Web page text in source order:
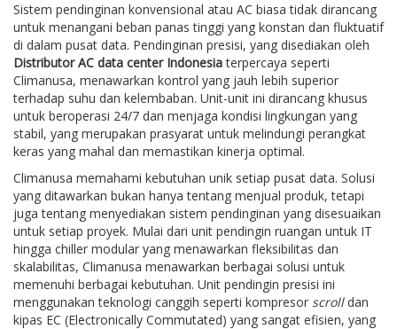
Sistem pendinginan konvensional atau AC biasa tidak dirancang
untuk menangani beban panas tinggi yang konstan dan fluktuatif
di dalam pusat data. Pendinginan presisi, yang disediakan oleh
Distributor AC data center Indonesiaterpercaya seperti
Climanusa, menawarkan kontrol yang jauh lebih superior
terhadap suhu dan kelembaban. Unit-unit ini dirancang khusus
untuk beroperasi 24/7 dan menjaga kondisi lingkungan yang
stabil, yang merupakan prasyarat untuk melindungi perangkat
keras yang mahal dan memastikan kinerja optimal.
Climanusa memahami kebutuhan unik setiap pusat data. Solusi
yang ditawarkan bukan hanya tentang menjual produk, tetapi
juga tentang menyediakan sistem pendinginan yang disesuaikan
untuk setiap proyek. Mulai dari unit pendingin ruangan untuk IT
hingga chiller modular yang menawarkan fleksibilitas dan
skalabilitas, Climanusa menawarkan berbagai solusi untuk
memenuhi berbagai kebutuhan. Unit pendingin presisi ini
menggunakan teknologi canggih seperti kompresor scrolldan
kipas EC (Electronically Commutated) yang sangat efisien, yang